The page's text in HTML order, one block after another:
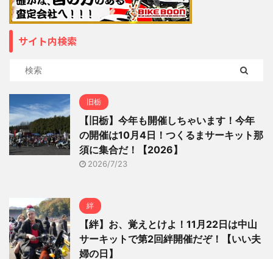
サイト内検索
旧栃
【旧栃】今年も開催しちゃいます！今年
の開催は10月4日！つくるまサーキット那
須に集合だ！【2026】
2026/7/23
絆
【絆】お、覚えとけよ！11月22日は中山
サーキットで第2回絆開催だぞ！【いい夫
婦の日】